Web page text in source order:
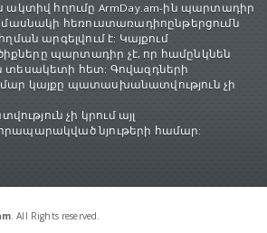
ակտիվ հղումը ArmDay.am-ին պարտադիր
մասնակի հեռուստառադիոընթերցումն
արգելվում է: Կայքում
պարտադիր չէ, որ համընկնեն
տեսակետի հետ: Գովազդների
կայքը պատասխանատվություն չի
չի կրում այլ
նյութերի համար:
. All Rights reserved.